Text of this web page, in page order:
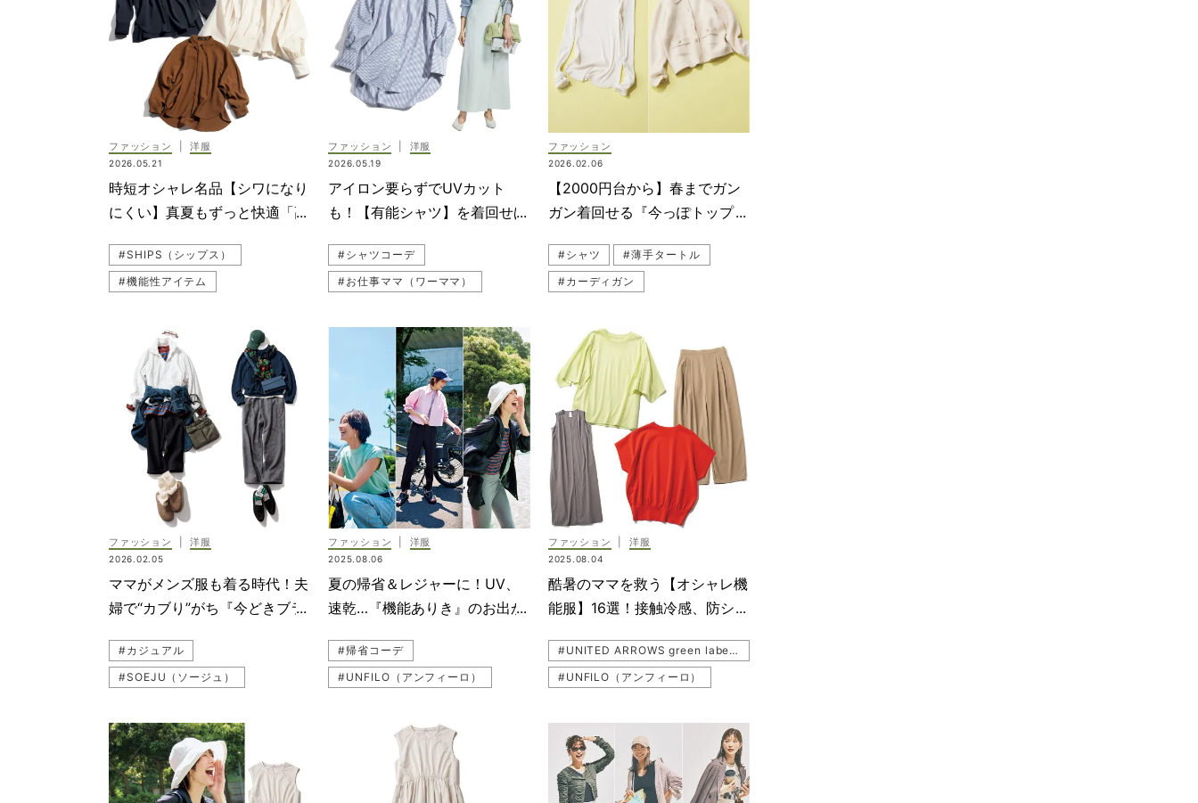
#着回し
#ブラウス
#UNFILO（アンフィーロ）
#白シャツ
#通勤
#お仕事服
#LOUNIE（ルーニィ）
#シャツコーデ
#シャツ
#着回し
#白シャツコーデ
#キレイめ
#お仕事ママ（ワーママ）
#笹川友里
#クラウドチームVERY
#シャツワンピ
#UVカット
#ネイビーコーデ
#チームVERY
#ワンピースコーデ
ファッション 洋服
2026.05.21
時短オシャレ名品【シワになり
にくい】真夏もずっと快適「高
#SHIPS（シップス）
#機能性アイテム
#UNFILO（アンフィーロ）
#シャツ
#着回し
#LOUNIE（ルーニィ）
ファッション 洋服
2026.05.19
アイロン要らずでUVカット
も！【有能シャツ】を着回せば
#シャツコーデ
#お仕事ママ（ワーママ）
#SOEJU（ソージュ）
#キレイめ
#通勤
#通勤コーデ
#パンツコーデ
#スカートコーデ
ファッション
2026.02.06
【2000円台から】春までガン
ガン着回せる『今っぽトップ
#シャツ
#薄手タートル
#カーディガン
#着回し
#Mila Owen（ミラ オーウェン）
#シアートップス（透けトップス）
#タートルネック
#ストライプ
#ロンT
#着回しコーデ
#SOEJU（ソージュ）
ファッション 洋服
2026.02.05
ママがメンズ服も着る時代！夫
婦で“カブり”がち『今どきブラ
#カジュアル
#SOEJU（ソージュ）
#スニーカーコーデ
#パンツコーデ
#カジュアルコーデ
ファッション 洋服
2025.08.06
夏の帰省＆レジャーに！UV、
速乾…『機能ありき』のお出か
#帰省コーデ
#UNFILO（アンフィーロ）
#three dots（スリードッツ）
#カラーパンツ
ファッション 洋服
2025.08.04
酷暑のママを救う【オシャレ機
能服】16選！接触冷感、防シワ
#UNITED ARROWS green label relaxing（ユナイテッド アローズ グリーン レーベル リラクシング）
#UNFILO（アンフィーロ）
#ROPE' PICNIC（ロペピクニック）
#three dots（スリードッツ）
#WRAY
#カラーパンツ